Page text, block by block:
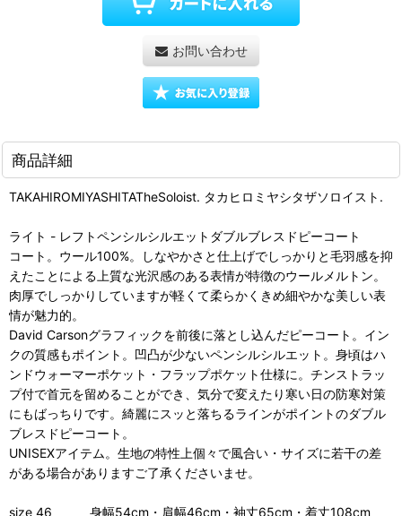
お問い合わせ
商品詳細
TAKAHIROMIYASHITATheSoloist. タカヒロミヤシタザソロイスト.
ライト - レフトペンシルシルエットダブルブレスドピーコート
コート。ウール100%。しなやかさと仕上げでしっかりと毛羽感を抑
えたことによる上質な光沢感のある表情が特徴のウールメルトン。
肉厚でしっかりしていますが軽くて柔らかくきめ細やかな美しい表
情が魅力的。
David Carsonグラフィックを前後に落とし込んだピーコート。イン
クの質感もポイント。凹凸が少ないペンシルシルエット。身頃はハ
ンドウォーマーポケット・フラップポケット仕様に。チンストラッ
プ付で首元を留めることができ、気分で変えたり寒い日の防寒対策
にもばっちりです。綺麗にスッと落ちるラインがポイントのダブル
ブレスドピーコート。
UNISEXアイテム。生地の特性上個々で風合い・サイズに若干の差
がある場合がありますご了承くださいませ。
size 46 身幅54cm・肩幅46cm・袖丈65cm・着丈108cm